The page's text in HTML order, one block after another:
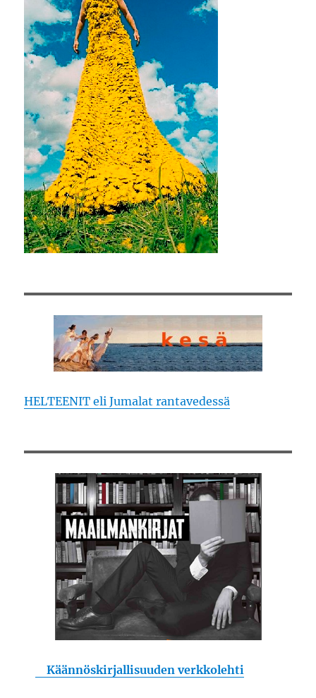
HELTEENIT eli Jumalat rantavedessä
Käännöskirjallisuuden verkkolehti